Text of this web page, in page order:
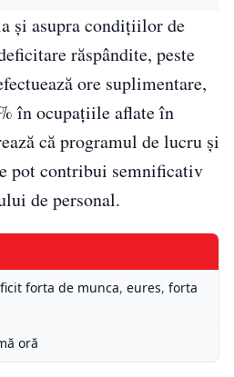
și asupra condițiilor de
răspândite, peste
ore suplimentare,
în ocupațiile aflate în
că programul de lucru și
pot contribui semnificativ
de personal.
forta de munca, eures, forta
oră